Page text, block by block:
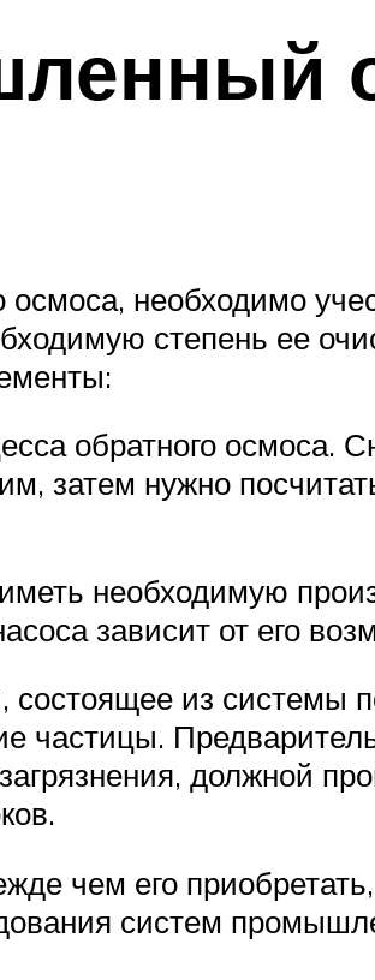
осмоса, необходимо
степень ее
обратного осмоса.
затем нужно
необходимую
зависит от его
состоящее из системы
должной
чем его
систем